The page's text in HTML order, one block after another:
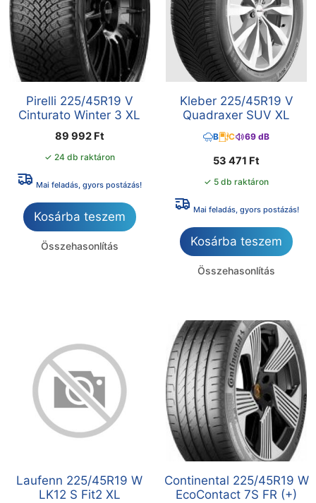
Pirelli 225/45R19 V
Cinturato Winter 3 XL
89 992 Ft
✓ 24 db raktáron
Mai feladás, gyors postázás!
Kosárba teszem
Összehasonlítás
Kleber 225/45R19 V
Quadraxer SUV XL
B C 69 dB
53 471 Ft
✓ 5 db raktáron
Mai feladás, gyors postázás!
Kosárba teszem
Összehasonlítás
Laufenn 225/45R19 W
LK12 S Fit2 XL
Continental 225/45R19 W
EcoContact 7S FR (+)